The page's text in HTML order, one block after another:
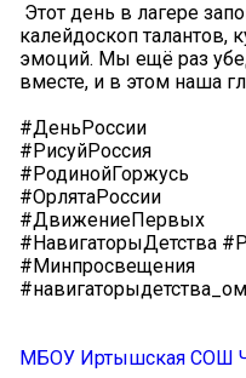
Этот день в лагере
калейдоскоп талантов,
эмоций. Мы ещё раз
вместе, и в этом наша
#ДеньРоссии
#РисуйРоссия
#РодинойГоржусь
#ОрлятаРоссии
#ДвижениеПервых
#НавигаторыДетства
#Минпросвещения
МБОУ Иртышская СОШ